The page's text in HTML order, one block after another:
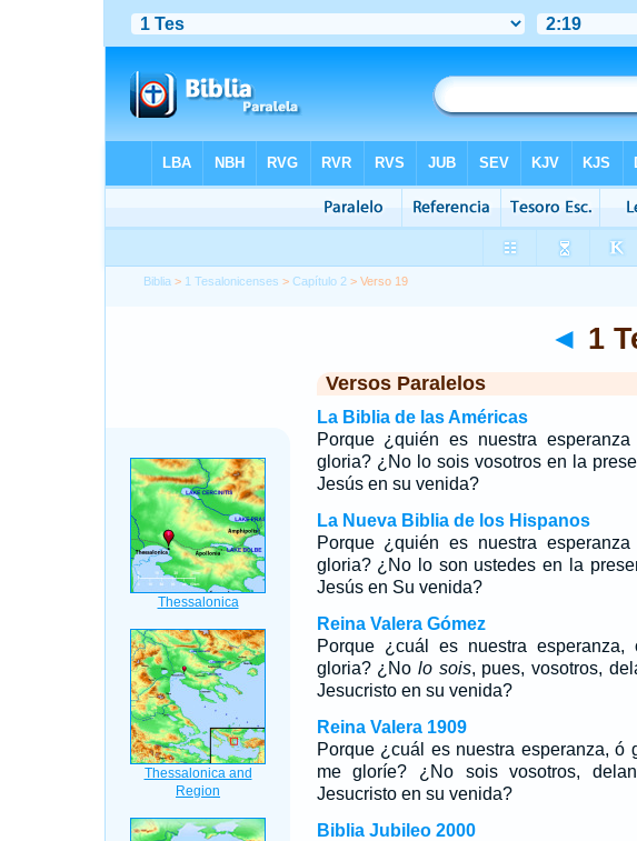
Biblia > 1 Tesalonicenses >Capítulo 2 > Verso 19
◄ 1
Versos Paralelos
La Biblia de las Américas
Porque ¿quién es nuestra
gloria? ¿No lo sois vosotros en la
Jesús en su venida?
La Nueva Biblia de los Hispanos
Porque ¿quién es nuestra
gloria? ¿No lo son ustedes en la
Jesús en Su venida?
Reina Valera Gómez
Porque ¿cuál es nuestra
gloria? ¿No lo sois, pues, vosotros,
Jesucristo en su venida?
Reina Valera 1909
Porque ¿cuál es nuestra esperanza, ó
me gloríe? ¿No sois vosotros,
Jesucristo en su venida?
Biblia Jubileo 2000